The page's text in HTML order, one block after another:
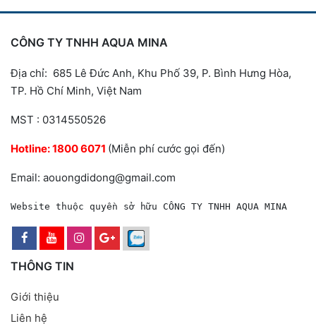
CÔNG TY TNHH AQUA MINA
Địa chỉ: 685 Lê Đức Anh, Khu Phố 39, P. Bình Hưng Hòa,
TP. Hồ Chí Minh, Việt Nam
MST : 0314550526
Hotline:1800 6071 (Miễn phí cước gọi đến)
Email: aouongdidong@gmail.com
Website thuộc quyền sở hữu CÔNG TY TNHH AQUA MINA
THÔNG TIN
Giới thiệu
Liên hệ